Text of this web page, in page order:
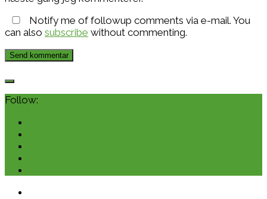
Notify me of followup comments via e-mail. You
can also subscribe without commenting.
Follow: